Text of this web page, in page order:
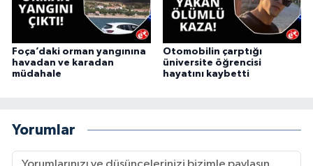
Foça’daki orman yangınına
havadan ve karadan
müdahale
Otomobilin çarptığı
üniversite öğrencisi
hayatını kaybetti
Yorumlar